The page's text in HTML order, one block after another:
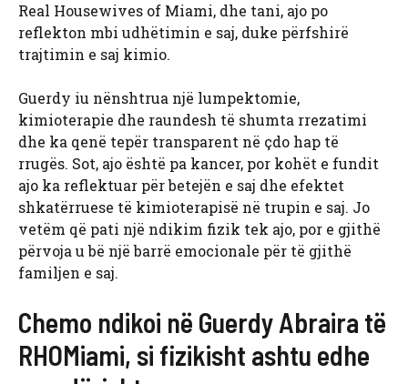
Real Housewives of Miami, dhe tani, ajo po
reflekton mbi udhëtimin e saj, duke përfshirë
trajtimin e saj kimio.
Guerdy iu nënshtrua një lumpektomie,
kimioterapie dhe raundesh të shumta rrezatimi
dhe ka qenë tepër transparent në çdo hap të
rrugës. Sot, ajo është pa kancer, por kohët e fundit
ajo ka reflektuar për betejën e saj dhe efektet
shkatërruese të kimioterapisë në trupin e saj. Jo
vetëm që pati një ndikim fizik tek ajo, por e gjithë
përvoja u bë një barrë emocionale për të gjithë
familjen e saj.
Chemo ndikoi në Guerdy Abraira të
RHOMiami, si fizikisht ashtu edhe